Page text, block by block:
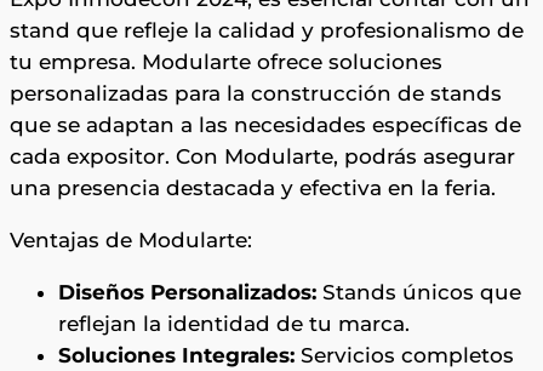
stand que refleje la calidad y profesionalismo de
tu empresa. Modularte ofrece soluciones
personalizadas para la construcción de stands
que se adaptan a las necesidades específicas de
cada expositor. Con Modularte, podrás asegurar
una presencia destacada y efectiva en la feria.
Ventajas de Modularte:
Diseños Personalizados: Stands únicos que
reflejan la identidad de tu marca.
Soluciones Integrales: Servicios completos